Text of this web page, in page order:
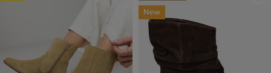
New